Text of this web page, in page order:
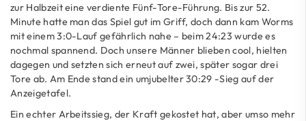
zur Halbzeit eine verdiente Fünf-Tore-Führung. Bis zur 52.
Minute hatte man das Spiel gut im Griff, doch dann kam Worms
mit einem 3:0-Lauf gefährlich nahe – beim 24:23 wurde es
nochmal spannend. Doch unsere Männer blieben cool, hielten
dagegen und setzten sich erneut auf zwei, später sogar drei
Tore ab. Am Ende stand ein umjubelter 30:29 -Sieg auf der
Anzeigetafel.
Ein echter Arbeitssieg, der Kraft gekostet hat, aber umso mehr